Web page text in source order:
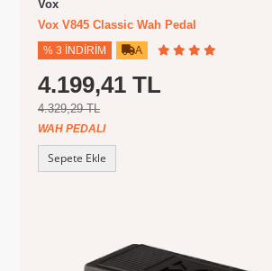
Vox
Vox V845 Classic Wah Pedal
% 3 İNDIRIM A
4.199,41 TL
4.329,29 TL
WAH PEDALI
Sepete Ekle